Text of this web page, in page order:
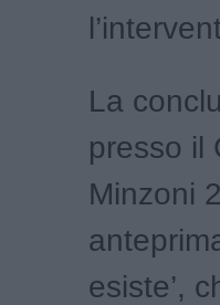
La
presso il
Minzoni
esiste’,